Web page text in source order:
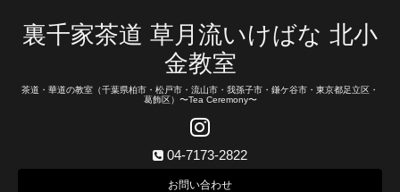
裏千家茶道 草月流いけばな 北小
金教室
茶道・華道の教室（千葉県柏市・松戸市・流山市・我孫子市・鎌ケ谷市・東京都足立区・
葛飾区）〜Tea Ceremony〜
04-7173-2822
お問い合わせ